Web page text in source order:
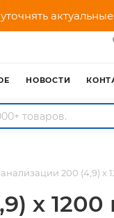
НОВОСТИ
200 (4,9) х
х